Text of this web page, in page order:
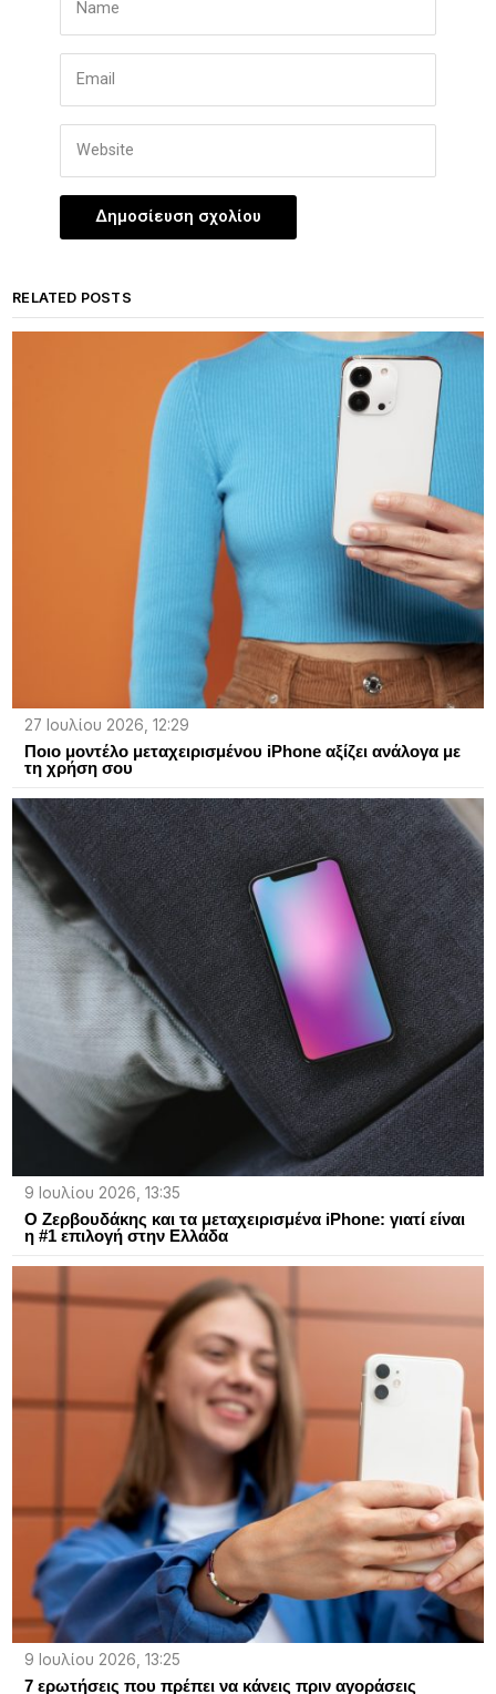
RELATED POSTS
27 Ιουλίου 2026, 12:29
Ποιο μοντέλο μεταχειρισμένου iPhone αξίζει ανάλογα με
τη χρήση σου
9 Ιουλίου 2026, 13:35
Ο Ζερβουδάκης και τα μεταχειρισμένα iPhone: γιατί είναι
η #1 επιλογή στην Ελλάδα
9 Ιουλίου 2026, 13:25
7 ερωτήσεις που πρέπει να κάνεις πριν αγοράσεις